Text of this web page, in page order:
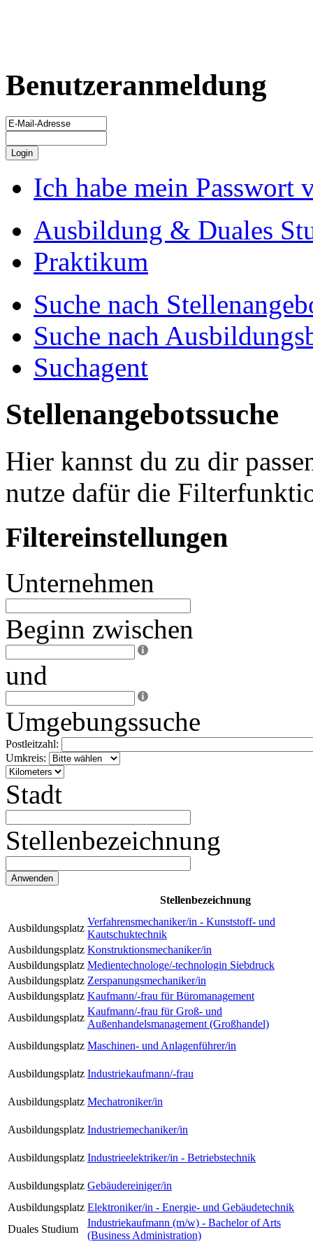
Benutzeranmeldung
Ich habe mein Passwort
Ausbildung & Duales
Praktikum
Suche nach
Suche nach
Suchagent
Stellenangebotssuche
Hier kannst du zu dir
nutze dafür die
Filtereinstellungen
Unternehmen
Beginn zwischen
und
Umgebungssuche
Postleitzahl:
Umkreis:
Stadt
Stellenbezeichnung
Stellenbezeichnung
Ausbildungsplatz
Verfahrensmechaniker/in - Kunststoff- und
Kautschuktechnik
Ausbildungsplatz Konstruktionsmechaniker/in
Ausbildungsplatz Medientechnologe/-technologin Siebdruck
Ausbildungsplatz Zerspanungsmechaniker/in
Ausbildungsplatz Kaufmann/-frau für Büromanagement
Ausbildungsplatz
Kaufmann/-frau für Groß- und
Außenhandelsmanagement (Großhandel)
Ausbildungsplatz Maschinen- und Anlagenführer/in
Ausbildungsplatz Industriekaufmann/-frau
Ausbildungsplatz Mechatroniker/in
Ausbildungsplatz Industriemechaniker/in
Ausbildungsplatz Industrieelektriker/in - Betriebstechnik
Ausbildungsplatz Gebäudereiniger/in
Ausbildungsplatz Elektroniker/in - Energie- und Gebäudetechnik
Duales Studium
Industriekaufmann (m/w) - Bachelor of Arts
(Business Administration)